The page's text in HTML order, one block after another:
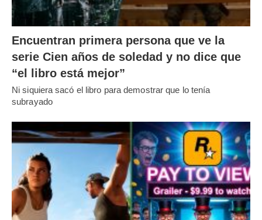
Encuentran primera persona que ve la
serie Cien años de soledad y no dice que
“el libro está mejor”
Ni siquiera sacó el libro para demostrar que lo tenía
subrayado